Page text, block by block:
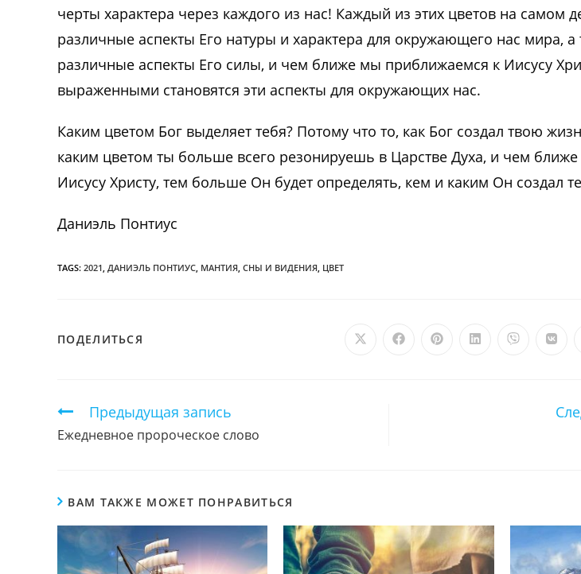
черты характера через каждого из нас! Каждый из этих цветов на самом
различные аспекты Его натуры и характера для окружающего нас мира, а
различные аспекты Его силы, и чем ближе мы приближаемся к Иисусу
выраженными становятся эти аспекты для окружающих нас.
Каким цветом Бог выделяет тебя? Потому что то, как Бог создал твою
каким цветом ты больше всего резонируешь в Царстве Духа, и чем
Иисусу Христу, тем больше Он будет определять, кем и каким Он создал
Даниэль Понтиус
TAGS: 2021 ДАНИЭЛЬ ПОНТИУС МАНТИЯ СНЫ И ВИДЕНИЯ ЦВЕТ
ПОДЕЛИТЬСЯ Открывается
Открывается
Открывается
Открывается
Продолжить
чтение
Предыдущая запись
Ежедневное пророческое слово
ВАМ ТАКЖЕ МОЖЕТ ПОНРАВИТЬСЯ